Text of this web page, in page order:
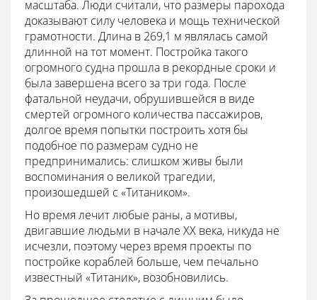
масштаба. Люди считали, что размеры парохода
доказывают силу человека и мощь технической
грамотности. Длина в 269,1 м являлась самой
длинной на тот момент. Постройка такого
огромного судна прошла в рекордные сроки и
была завершена всего за три года. После
фатальной неудачи, обрушившейся в виде
смертей огромного количества пассажиров,
долгое время попытки построить хотя бы
подобное по размерам судно не
предпринимались: слишком живы были
воспоминания о великой трагедии,
произошедшей с «Титаником».
Но время лечит любые раны, а мотивы,
двигавшие людьми в начале XX века, никуда не
исчезли, поэтому через время проекты по
постройке кораблей больше, чем печально
известный «Титаник», возобновились.